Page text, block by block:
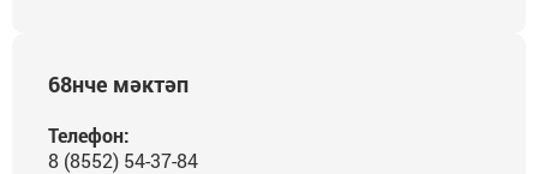
68нче мәктәп
Телефон:
8 (8552) 54-37-84